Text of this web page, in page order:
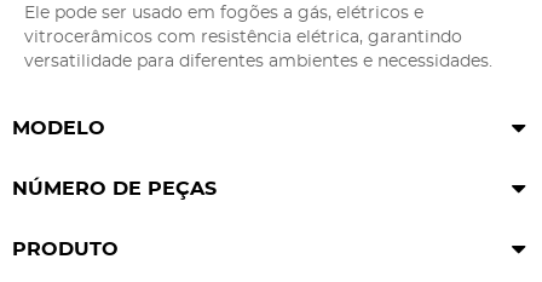
Ele pode ser usado em fogões a gás, elétricos e
vitrocerâmicos com resistência elétrica, garantindo
versatilidade para diferentes ambientes e necessidades.
MODELO
NÚMERO DE PEÇAS
PRODUTO